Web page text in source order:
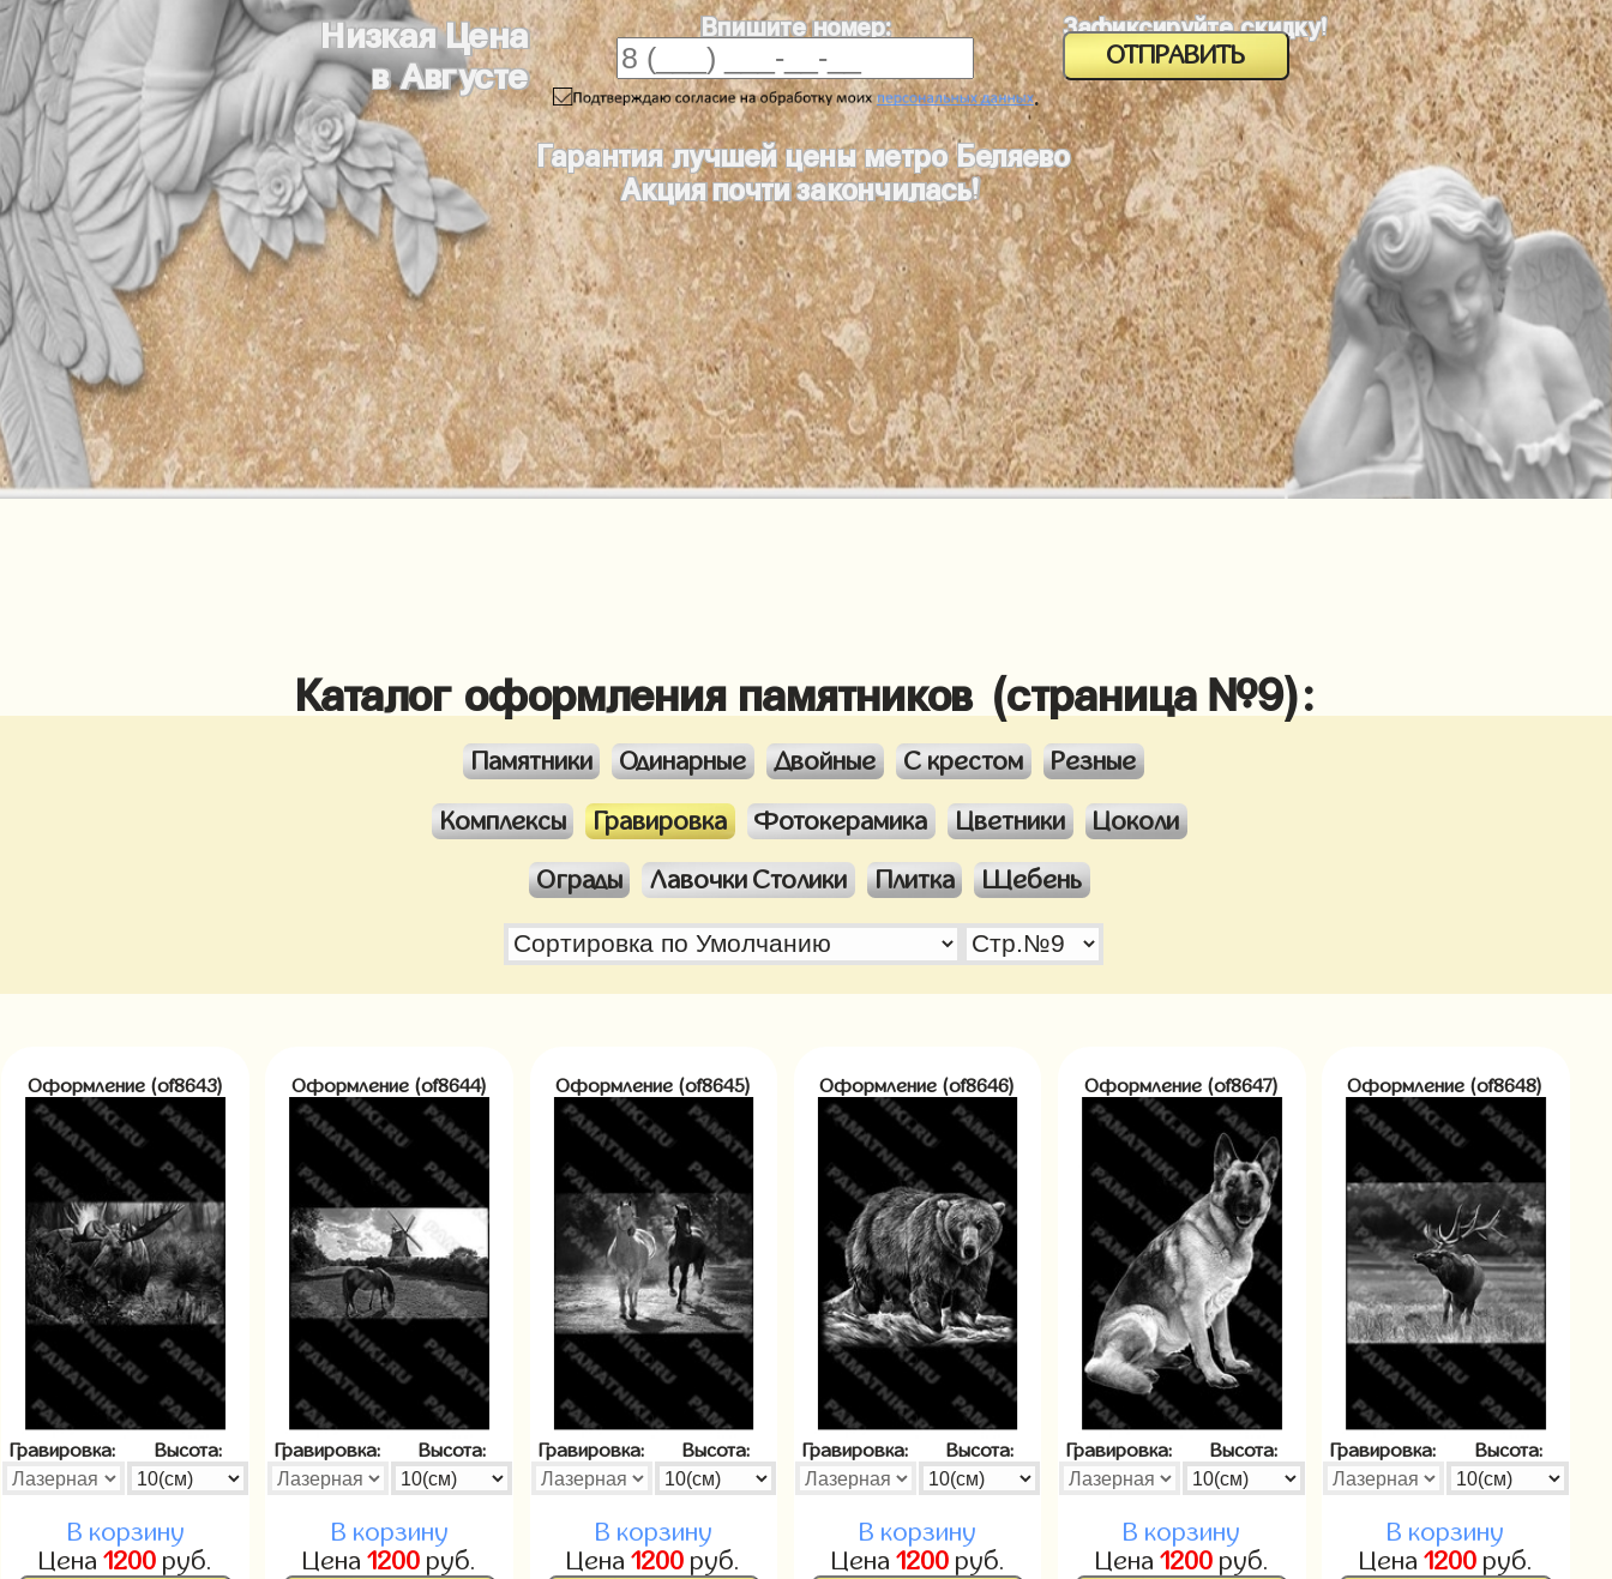
Низкая Цена
в Августе
Впишите номер:
.
Зафиксируйте скидку!
Гарантия лучшей цены метро Беляево
Акция почти закончилась!
Каталог оформления памятников (страница №9):
Памятники Одинарные Двойные С крестом Резные
Комплексы Гравировка Фотокерамика Цветники Цоколи
Ограды Лавочки Столики Плитка Щебень
Оформление (of8643)
Гравировка: Высота:
В корзину
Цена1200 руб.
Оформление (of8644)
Гравировка: Высота:
В корзину
Цена1200 руб.
Оформление (of8645)
Гравировка: Высота:
В корзину
Цена1200 руб.
Оформление (of8646)
Гравировка: Высота:
В корзину
Цена 1200руб.
Оформление (of8647)
Гравировка: Высота:
В корзину
Цена 1200руб.
Оформление (of8648)
Гравировка: Высота:
В корзину
Цена 1200руб.